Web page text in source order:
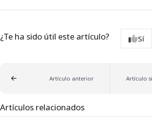
¿Te ha sido útil este artículo? Sí
Artículo anterior Artículo
Artículos relacionados